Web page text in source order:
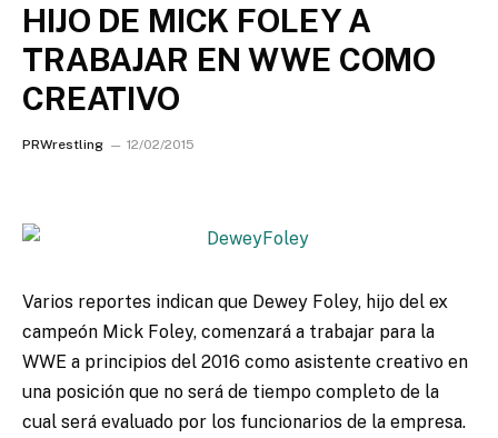
HIJO DE MICK FOLEY A
TRABAJAR EN WWE COMO
CREATIVO
PRWrestling 12/02/2015
Varios reportes indican que Dewey Foley, hijo del ex
campeón Mick Foley, comenzará a trabajar para la
WWE a principios del 2016 como asistente creativo en
una posición que no será de tiempo completo de la
cual será evaluado por los funcionarios de la empresa.